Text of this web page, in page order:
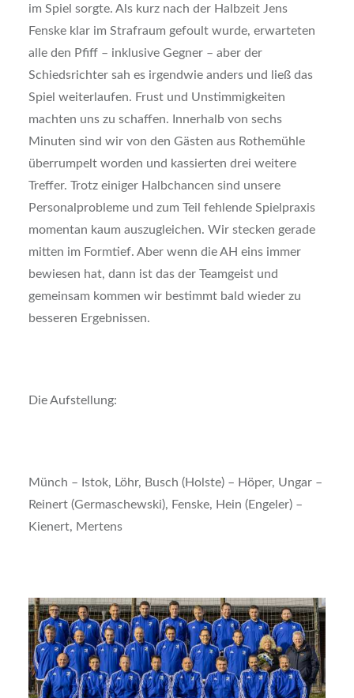
im Spiel sorgte. Als kurz nach der Halbzeit Jens
Fenske klar im Strafraum gefoult wurde, erwarteten
alle den Pfiff – inklusive Gegner – aber der
Schiedsrichter sah es irgendwie anders und ließ das
Spiel weiterlaufen. Frust und Unstimmigkeiten
machten uns zu schaffen. Innerhalb von sechs
Minuten sind wir von den Gästen aus Rothemühle
überrumpelt worden und kassierten drei weitere
Treffer. Trotz einiger Halbchancen sind unsere
Personalprobleme und zum Teil fehlende Spielpraxis
momentan kaum auszugleichen. Wir stecken gerade
mitten im Formtief. Aber wenn die AH eins immer
bewiesen hat, dann ist das der Teamgeist und
gemeinsam kommen wir bestimmt bald wieder zu
besseren Ergebnissen.
Die Aufstellung:
Münch – Istok, Löhr, Busch (Holste) – Höper, Ungar –
Reinert (Germaschewski), Fenske, Hein (Engeler) –
Kienert, Mertens